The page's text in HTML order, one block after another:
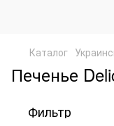
Каталог
Печенье
Фильтр